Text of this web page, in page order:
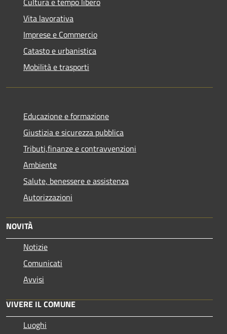
Vita lavorativa
Imprese e Commercio
Catasto e urbanistica
Mobilità e trasporti
Educazione e formazione
Giustizia e sicurezza pubblica
Tributi,finanze e contravvenzioni
Ambiente
Salute, benessere e assistenza
Autorizzazioni
NOVITÀ
Notizie
Comunicati
Avvisi
VIVERE IL COMUNE
Luoghi